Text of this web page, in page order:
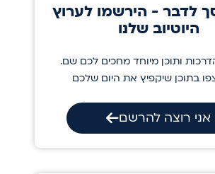
לדבר - הירשמו לערוץ
היוטיוב שלנו
ותוכן מיוחד מחכים לכם שם.
בתוכן שיקפיץ את היום שלכם
אני רוצה להרשם